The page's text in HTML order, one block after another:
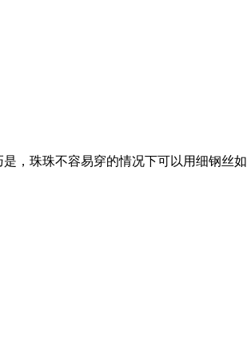
，珠珠不容易穿的情况下可以用细钢丝如